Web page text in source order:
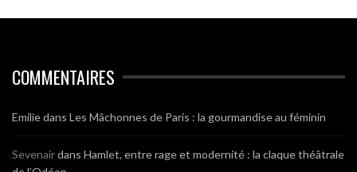
COMMENTAIRES
Emiliedans Les Mâchonnes de Paris : la gourmandise au féminin
Sevenairdans Hamlet, entre rage et modernité : la claque théâtrale